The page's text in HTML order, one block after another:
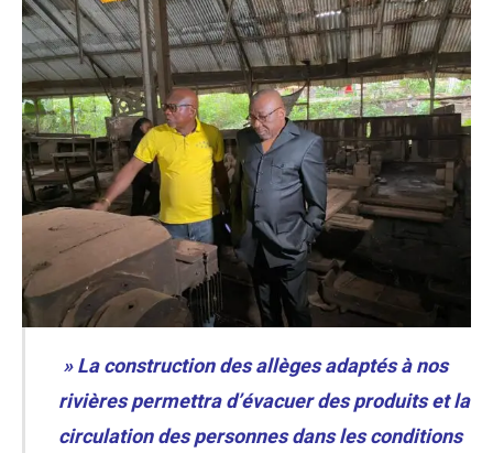
» La construction des allèges adaptés à nos
rivières permettra d’évacuer des produits et la
circulation des personnes dans les conditions